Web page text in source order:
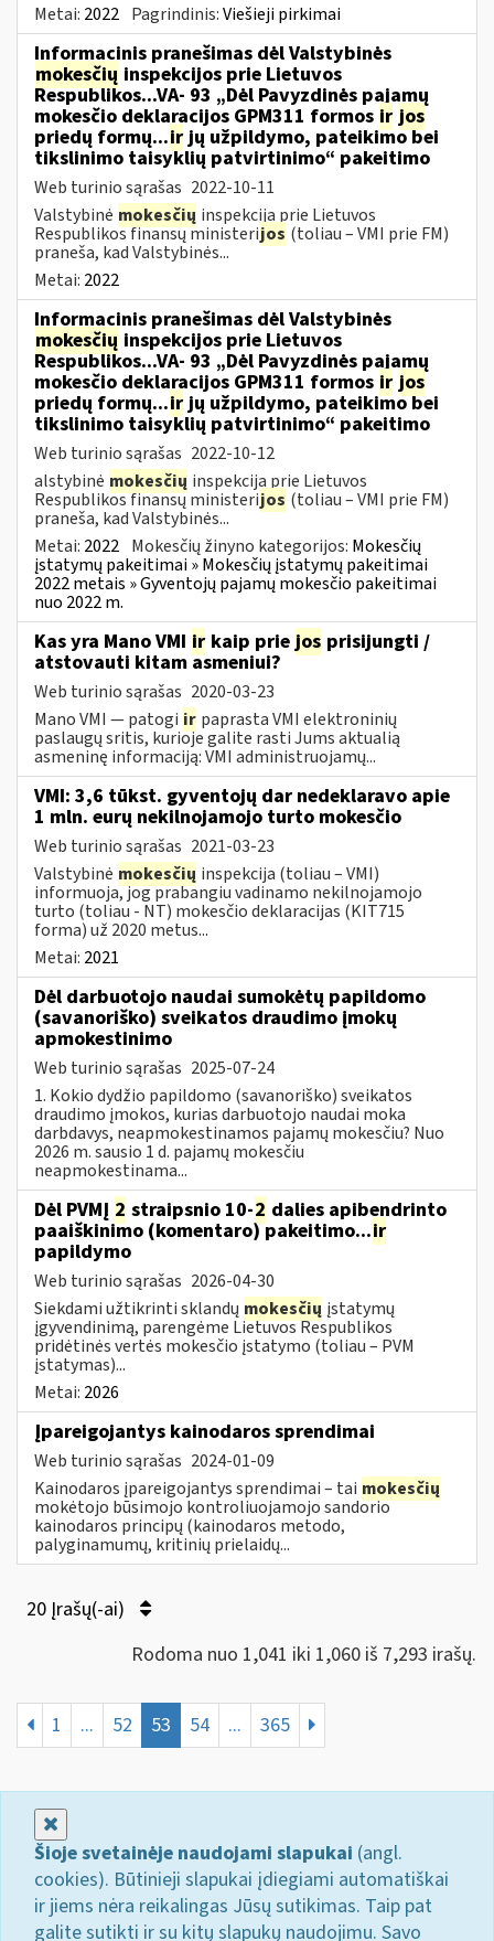
Metai: 2022 Pagrindinis:Viešieji pirkimai
Informacinis pranešimas dėl Valstybinės
mokesčių inspekcijos prie Lietuvos
Respublikos...VA- 93 „Dėl Pavyzdinės pajamų
mokesčio deklaracijos GPM311 formos ir jos
priedų formų...irjų užpildymo, pateikimo bei
tikslinimo taisyklių patvirtinimo“ pakeitimo
Web turinio sąrašas 2022-10-11
Valstybinė mokesčių inspekcija prie Lietuvos
Respublikos finansų ministerijos (toliau – VMI prie FM)
praneša, kad Valstybinės...
Metai: 2022
Informacinis pranešimas dėl Valstybinės
mokesčių inspekcijos prie Lietuvos
Respublikos...VA- 93 „Dėl Pavyzdinės pajamų
mokesčio deklaracijos GPM311 formos ir jos
priedų formų...irjų užpildymo, pateikimo bei
tikslinimo taisyklių patvirtinimo“ pakeitimo
Web turinio sąrašas 2022-10-12
alstybinė mokesčių inspekcija prie Lietuvos
Respublikos finansų ministerijos (toliau – VMI prie FM)
praneša, kad Valstybinės...
Metai: 2022 Mokesčių žinyno kategorijos: Mokesčių
įstatymų pakeitimai » Mokesčių įstatymų pakeitimai
2022 metais » Gyventojų pajamų mokesčio pakeitimai
nuo 2022 m.
Kas yra Mano VMI ir kaip prie jos prisijungti /
atstovauti kitam asmeniui?
Web turinio sąrašas 2020-03-23
Mano VMI — patogi ir paprasta VMI elektroninių
paslaugų sritis, kurioje galite rasti Jums aktualią
asmeninę informaciją: VMI administruojamų...
VMI: 3,6 tūkst. gyventojų dar nedeklaravo apie
1 mln. eurų nekilnojamojo turto mokesčio
Web turinio sąrašas 2021-03-23
Valstybinė mokesčių inspekcija (toliau – VMI)
informuoja, jog prabangiu vadinamo nekilnojamojo
turto (toliau - NT) mokesčio deklaracijas (KIT715
forma) už 2020 metus...
Metai: 2021
Dėl darbuotojo naudai sumokėtų papildomo
(savanoriško) sveikatos draudimo įmokų
apmokestinimo
Web turinio sąrašas 2025-07-24
1. Kokio dydžio papildomo (savanoriško) sveikatos
draudimo įmokos, kurias darbuotojo naudai moka
darbdavys, neapmokestinamos pajamų mokesčiu? Nuo
2026 m. sausio 1 d. pajamų mokesčiu
neapmokestinama...
Dėl PVMĮ 2 straipsnio 10-2 dalies apibendrinto
paaiškinimo (komentaro) pakeitimo...ir
papildymo
Web turinio sąrašas 2026-04-30
Siekdami užtikrinti sklandų mokesčių įstatymų
įgyvendinimą, parengėme Lietuvos Respublikos
pridėtinės vertės mokesčio įstatymo (toliau – PVM
įstatymas)...
Metai: 2026
Įpareigojantys kainodaros sprendimai
Web turinio sąrašas 2024-01-09
Kainodaros įpareigojantys sprendimai – tai mokesčių
mokėtojo būsimojo kontroliuojamojo sandorio
kainodaros principų (kainodaros metodo,
palyginamumų, kritinių prielaidų...
20 Įrašų(-ai)
Rodoma nuo 1,041 iki 1,060 iš 7,293 irašų.
1 ... 52 53 54 ... 365
Šioje svetainėje naudojami slapukai (angl.
cookies). Būtinieji slapukai įdiegiami automatiškai
ir jiems nėra reikalingas Jūsų sutikimas. Taip pat
galite sutikti ir su kitų slapukų naudojimu. Savo